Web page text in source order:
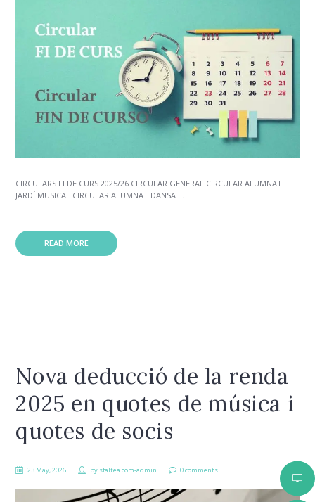
CIRCULARS FI DE CURS 2025/26 CIRCULAR GENERAL CIRCULAR ALUMNAT
JARDÍ MUSICAL CIRCULAR ALUMNAT DANSA .
READ MORE
Nova deducció de la renda
2025 en quotes de música i
quotes de socis
23 May, 2026 by sfaltea.com-admin 0 comments